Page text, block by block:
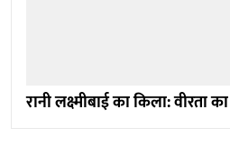
रानी लक्ष्मीबाई का किला: वीरता